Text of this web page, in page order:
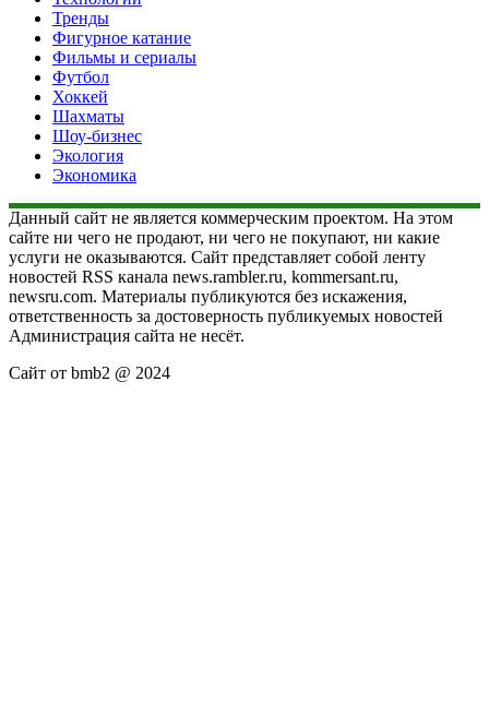
Тренды
Фигурное катание
Фильмы и сериалы
Футбол
Хоккей
Шахматы
Шоу-бизнес
Экология
Экономика
Данный сайт не является коммерческим проектом. На этом
сайте ни чего не продают, ни чего не покупают, ни какие
услуги не оказываются. Сайт представляет собой ленту
новостей RSS канала news.rambler.ru, kommersant.ru,
newsru.com. Материалы публикуются без искажения,
ответственность за достоверность публикуемых новостей
Администрация сайта не несёт.
Сайт от bmb2 @ 2024